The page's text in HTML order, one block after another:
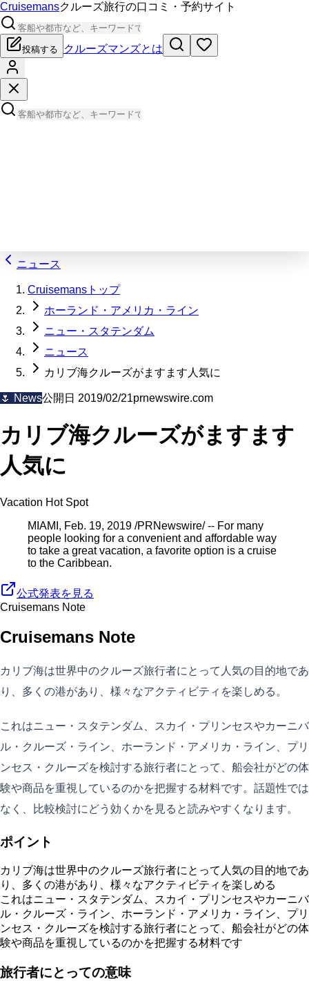
Cruisemansクルーズ旅行の口コミ・予約サイト
投稿する クルーズマンズとは
ニュース
Cruisemansトップ
ホーランド・アメリカ・ライン
ニュー・スタテンダム
ニュース
カリブ海クルーズがますます人気に
🌷 News公開日 2019/02/21prnewswire.com
カリブ海クルーズがますます
人気に
Vacation Hot Spot
MIAMI, Feb. 19, 2019 /PRNewswire/ -- For many
people looking for a convenient and affordable way
to take a great vacation, a favorite option is a cruise
to the Caribbean.
公式発表を見る
Cruisemans Note
Cruisemans Note
カリブ海は世界中のクルーズ旅行者にとって人気の目的地であ
り、多くの港があり、様々なアクティビティを楽しめる。
これはニュー・スタテンダム、スカイ・プリンセスやカーニバ
ル・クルーズ・ライン、ホーランド・アメリカ・ライン、プリ
ンセス・クルーズを検討する旅行者にとって、船会社がどの体
験や商品を重視しているのかを把握する材料です。話題性では
なく、比較検討にどう効くかを見ると読みやすくなります。
ポイント
カリブ海は世界中のクルーズ旅行者にとって人気の目的地であ
り、多くの港があり、様々なアクティビティを楽しめる
これはニュー・スタテンダム、スカイ・プリンセスやカーニバ
ル・クルーズ・ライン、ホーランド・アメリカ・ライン、プリ
ンセス・クルーズを検討する旅行者にとって、船会社がどの体
験や商品を重視しているのかを把握する材料です
旅行者にとっての意味